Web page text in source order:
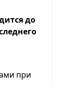
до
при